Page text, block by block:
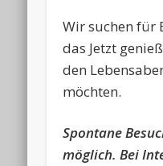
Wir suchen für
das Jetzt
den
möchten.
Spontane
möglich. Bei